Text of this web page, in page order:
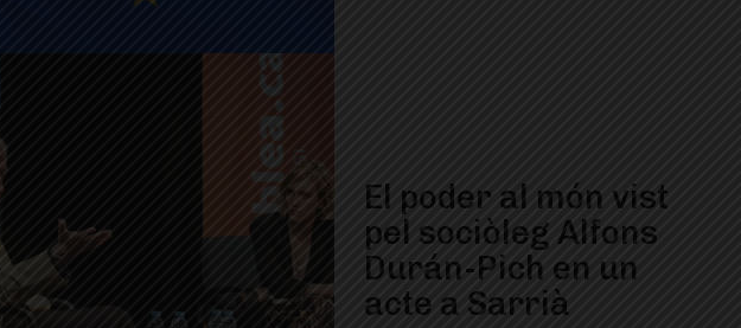
El poder al món vist
pel sociòleg Alfons
Durán-Pich en un
acte a Sarrià